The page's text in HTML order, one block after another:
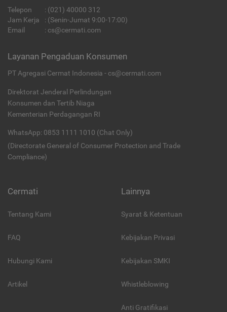
Telepon : (021) 40000 312
Jam Kerja
: (Senin-Jumat 9:00-17:00)
Email
: cs@cermati.com
Layanan Pengaduan Konsumen
PT Agregasi Cermat Indonesia - cs@cermati.com
Direktorat Jenderal Perlindungan
Konsumen dan Tertib Niaga
Kementerian Perdagangan RI
WhatsApp: 0853 1111 1010 (Chat Only)
(Directorate General of Consumer Protection and Trade
Compliance)
Cermati
Tentang Kami
FAQ
Hubungi Kami
Artikel
Lainnya
Syarat & Ketentuan
Kebijakan Privasi
Kebijakan SMKI
Whistleblowing
Anti Gratifikasi